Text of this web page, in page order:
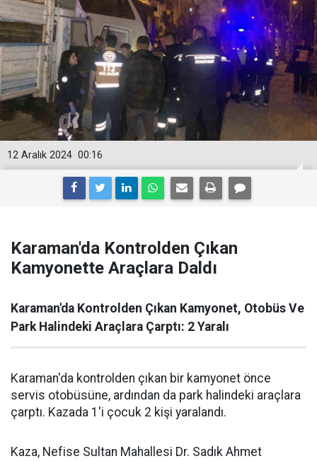
00:16
12 Aralık 2024
Karaman'da Kontrolden Çıkan
Kamyonette Araçlara Daldı
Karaman'da Kontrolden Çıkan Kamyonet, Otobüs Ve
Park Halindeki Araçlara Çarptı: 2 Yaralı
Karaman'da kontrolden çıkan bir kamyonet önce
servis otobüsüne, ardından da park halindeki araçlara
çarptı. Kazada 1'i çocuk 2 kişi yaralandı.
Kaza, Nefise Sultan Mahallesi Dr. Sadık Ahmet